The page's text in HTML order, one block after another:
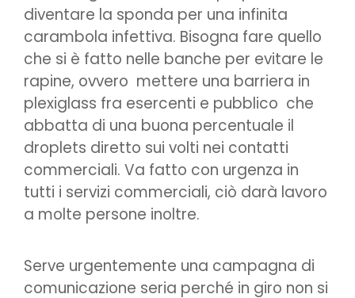
diventare la sponda per una infinita
carambola infettiva. Bisogna fare quello
che si è fatto nelle banche per evitare le
rapine, ovvero mettere una barriera in
plexiglass fra esercenti e pubblico che
abbatta di una buona percentuale il
droplets diretto sui volti nei contatti
commerciali. Va fatto con urgenza in
tutti i servizi commerciali, ciò darà lavoro
a molte persone inoltre.
Serve urgentemente una campagna di
comunicazione seria perché in giro non si